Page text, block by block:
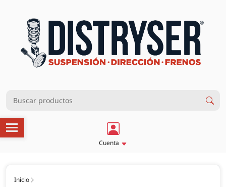
Cuenta
Inicio